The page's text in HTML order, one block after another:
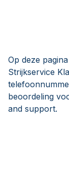
Op deze
Strijkservice
beoordeling
and support.